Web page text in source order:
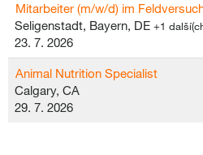
Mitarbeiter (m/w/d) im
Seligenstadt, Bayern, DE +1
23. 7. 2026
Animal Nutrition Specialist
Calgary, CA
29. 7. 2026